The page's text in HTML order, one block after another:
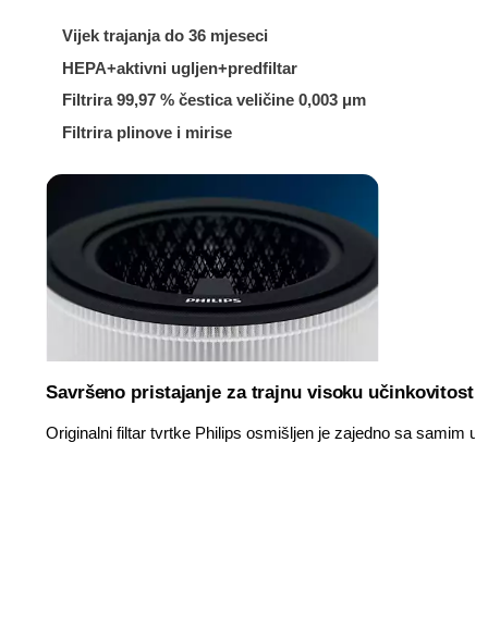
Vijek trajanja do 36 mjeseci
HEPA+aktivni ugljen+predfiltar
Filtrira 99,97 % čestica veličine 0,003 μm
Filtrira plinove i mirise
Savršeno pristajanje za trajnu visoku učinkovitost
Originalni filtar tvrtke Philips osmišljen je zajedno sa samim